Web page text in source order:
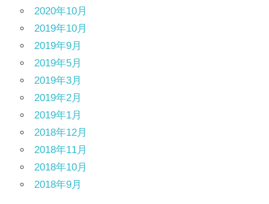
2020年10月
2019年10月
2019年9月
2019年5月
2019年3月
2019年2月
2019年1月
2018年12月
2018年11月
2018年10月
2018年9月